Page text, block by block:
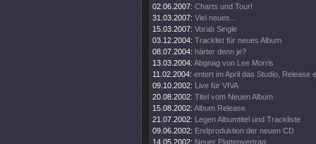
02.06.2007: Charts und Tour!
31.03.2007: Viel neues...
15.03.2007: Vorab Single
03.12.2004: Tracklist für neues Album
08.07.2004: härter denn je?
13.03.2004: Abgnag von Lee Morris
11.02.2004: entert im April das Studio, Release
09.10.2002: Live für VIVA
20.08.2002: Titel vom Neuen Album
15.08.2002: Album Release
21.07.2002: Legen Albumtitel und Trackliste
09.06.2002: Endproduktion der neuen CD
14.05.2002: Neuer Plattenvertrag